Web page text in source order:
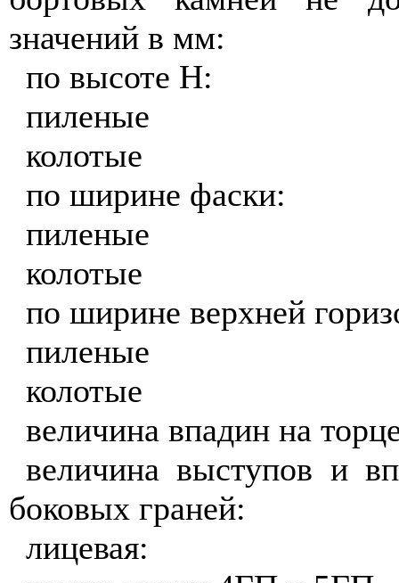
значений в мм:
по высоте H:
пиленые
колотые
по ширине фаски:
пиленые
колотые
по ширине верхней
пиленые
колотые
величина впадин на
величина выступов и
боковых граней:
лицевая: